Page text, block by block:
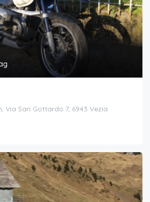
Via San Gottardo 7, 6943 Vezia